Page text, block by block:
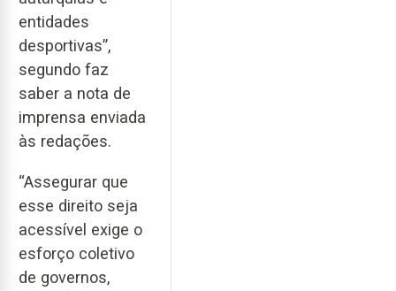
entidades
desportivas”,
segundo faz
saber a nota de
imprensa enviada
às redações.
“Assegurar que
esse direito seja
acessível exige o
esforço coletivo
de governos,